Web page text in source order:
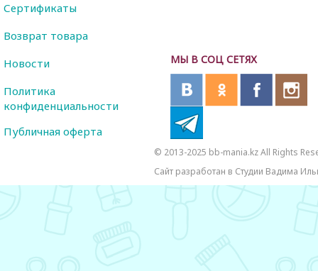
МЫ В СОЦ СЕТЯХ
Сертификаты
Возврат товара
Новости
Политика
конфиденциальности
Публичная оферта
© 2013-2025 bb-mania.kz All Rights
Сайт разработан в Студии Вадима